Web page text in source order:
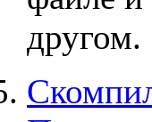
другом.